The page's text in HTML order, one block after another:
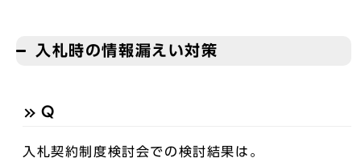
入札時の情報漏えい対策
Q
入札契約制度検討会での検討結果は。